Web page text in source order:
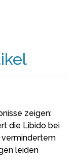
zeigen:
die Libido bei
vermindertem
leiden